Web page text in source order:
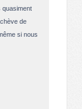
quasiment
de
si nous